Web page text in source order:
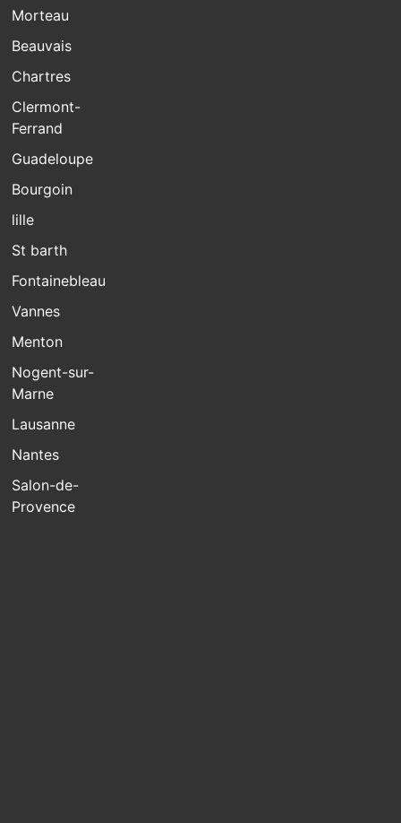
Morteau
Beauvais
Chartres
Clermont-
Ferrand
Guadeloupe
Bourgoin
lille
St barth
Fontainebleau
Vannes
Menton
Nogent-sur-
Marne
Lausanne
Nantes
Salon-de-
Provence